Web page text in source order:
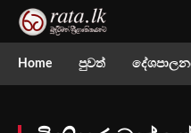
Home පුවත්